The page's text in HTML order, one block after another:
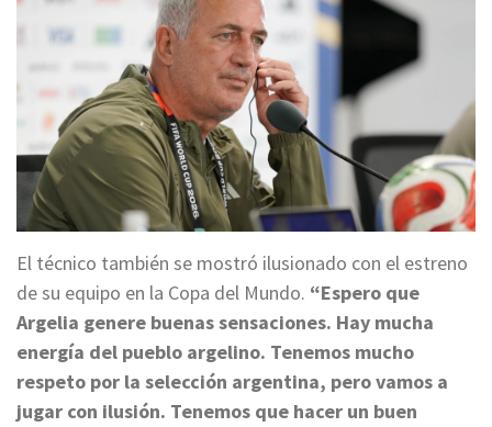
El técnico también se mostró ilusionado con el estreno
de su equipo en la Copa del Mundo. “Espero que
Argelia genere buenas sensaciones. Hay mucha
energía del pueblo argelino. Tenemos mucho
respeto por la selección argentina, pero vamos a
jugar con ilusión. Tenemos que hacer un buen